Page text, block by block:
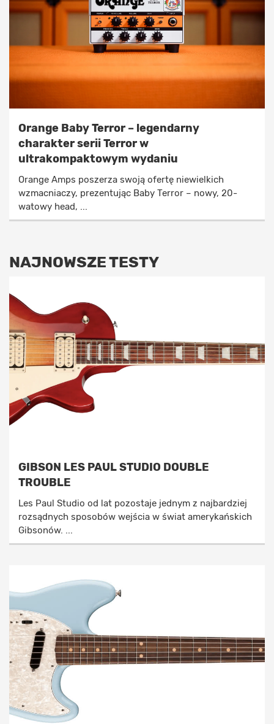
Orange Baby Terror – legendarny
charakter serii Terror w
ultrakompaktowym wydaniu
Orange Amps poszerza swoją ofertę niewielkich
wzmacniaczy, prezentując Baby Terror – nowy, 20-
watowy head, ...
NAJNOWSZE TESTY
GIBSON LES PAUL STUDIO DOUBLE
TROUBLE
Les Paul Studio od lat pozostaje jednym z najbardziej
rozsądnych sposobów wejścia w świat amerykańskich
Gibsonów. ...